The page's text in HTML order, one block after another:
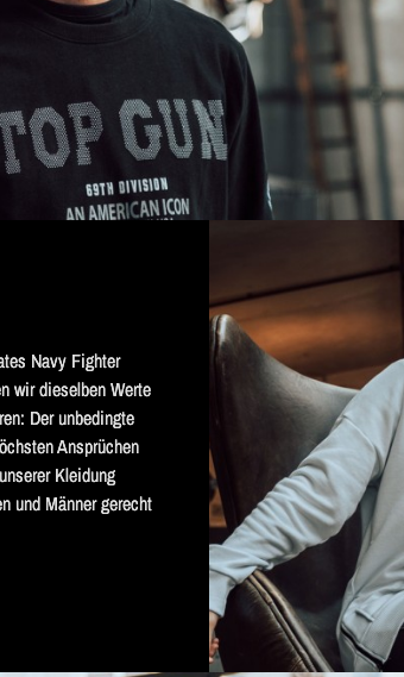
Navy Fighter
wir dieselben Werte
Der unbedingte
Ansprüchen
Kleidung
und Männer gerecht